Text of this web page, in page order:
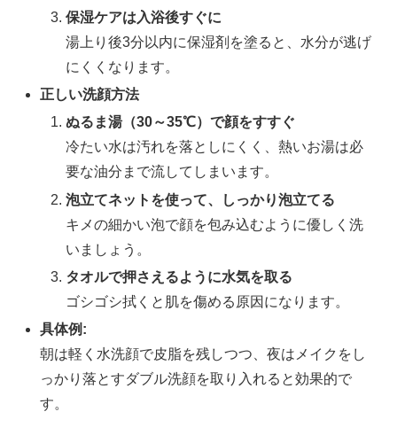
保湿ケアは入浴後すぐに
湯上り後3分以内に保湿剤を塗ると、水分が逃げ
にくくなります。
正しい洗顔方法
ぬるま湯（30～35℃）で顔をすすぐ
冷たい水は汚れを落としにくく、熱いお湯は必
要な油分まで流してしまいます。
泡立てネットを使って、しっかり泡立てる
キメの細かい泡で顔を包み込むように優しく洗
いましょう。
タオルで押さえるように水気を取る
ゴシゴシ拭くと肌を傷める原因になります。
具体例:
朝は軽く水洗顔で皮脂を残しつつ、夜はメイクをし
っかり落とすダブル洗顔を取り入れると効果的で
す。